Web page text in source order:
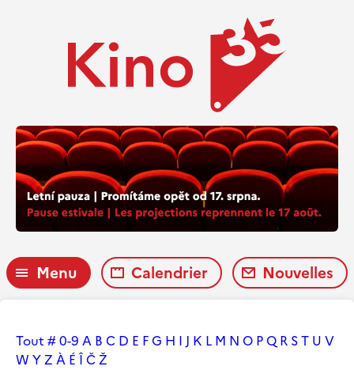
Menu Calendrier Nouvelles
Tout # 0-9 A B C D E FG H I J K L M N O PQ R ST U V
W YZ À É ÎČŽ